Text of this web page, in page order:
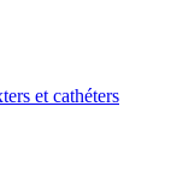
et cathéters